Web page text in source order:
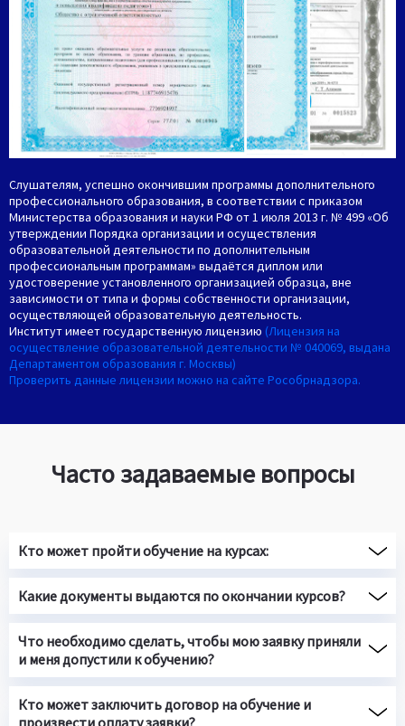
Слушателям, успешно окончившим программы дополнительного
профессионального образования, в соответствии с приказом
Министерства образования и науки РФ от 1 июля 2013 г. № 499 «Об
утверждении Порядка организации и осуществления
образовательной деятельности по дополнительным
профессиональным программам» выдаётся диплом или
удостоверение установленного организацией образца, вне
зависимости от типа и формы собственности организации,
осуществляющей образовательную деятельность.
Институт имеет государственную лицензию (Лицензия на
осуществление образовательной деятельности № 040069, выдана
Департаментом образования г. Москвы)
Проверить данные лицензии можно на сайте Рособрнадзора.
Часто задаваемые вопросы
Кто может пройти обучение на курсах:
Какие документы выдаются по окончании курсов?
Что необходимо сделать, чтобы мою заявку приняли
и меня допустили к обучению?
Кто может заключить договор на обучение и
произвести оплату заявки?